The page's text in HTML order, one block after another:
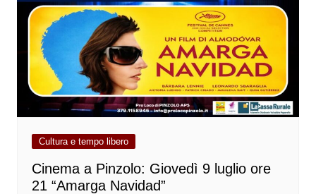
Cultura e tempo libero
Cinema a Pinzolo: Giovedì 9 luglio ore
21 “Amarga Navidad”